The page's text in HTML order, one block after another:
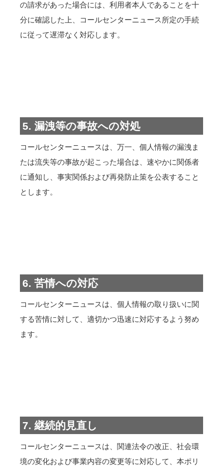
の請求があった場合には、利用者本人であることを十
分に確認した上、コールセンターニュース所定の手続
に従って遅滞なく対応します。
5. 漏洩等の事故への対処
コールセンターニュースは、万一、個人情報の漏洩ま
たは流失等の事故が起こった場合は、速やかに関係者
に通知し、事実関係および再発防止策を公表すること
とします。
6. 苦情への対応
コールセンターニュースは、個人情報の取り扱いに関
する苦情に対して、適切かつ迅速に対応するよう努め
ます。
7. 継続的見直し
コールセンターニュースは、関連法令の改正、社会環
境の変化および事業内容の変更等に対応して、本ポリ